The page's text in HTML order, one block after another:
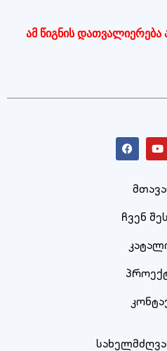
ამ წიგნის
ჩვენ